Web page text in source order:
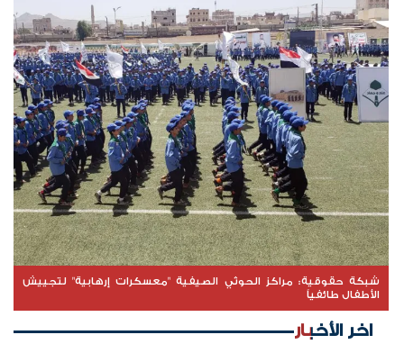
شبكة حقوقية: مراكز الحوثي الصيفية "معسكرات إرهابية" لتجييش
الأطفال طائفياً
اخر الأخبار